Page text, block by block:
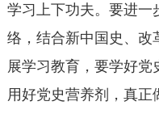
学习上下功夫。要进一
络，结合新中国史、改
展学习教育，要学好党
用好党史营养剂，真